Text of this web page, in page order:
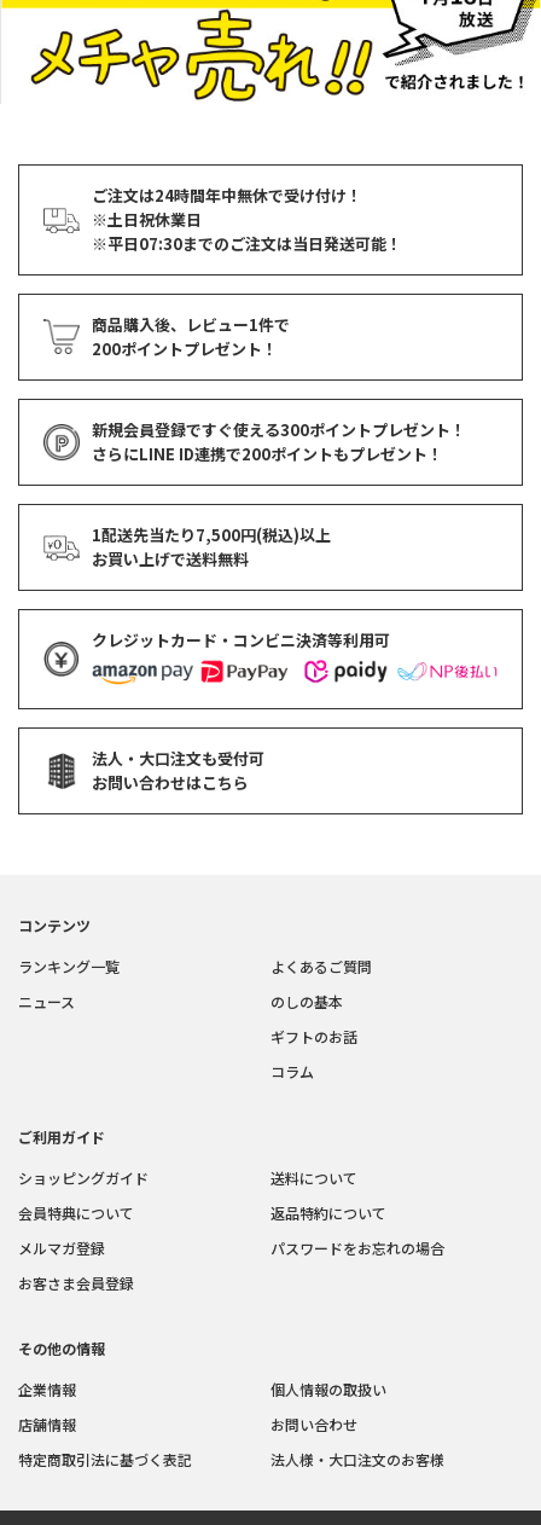
ご注文は24時間年中無休で受け付け！
※土日祝休業日
※平日07:30までのご注文は当日発送可能！
商品購入後、レビュー1件で
200ポイントプレゼント！
新規会員登録ですぐ使える300ポイントプレゼント！
さらにLINE ID連携で200ポイントもプレゼント！
1配送先当たり7,500円(税込)以上
お買い上げで送料無料
クレジットカード・コンビニ決済等利用可
法人・大口注文も受付可
お問い合わせはこちら
コンテンツ
ランキング一覧
ニュース
よくあるご質問
のしの基本
ギフトのお話
コラム
ご利用ガイド
ショッピングガイド
会員特典について
メルマガ登録
お客さま会員登録
送料について
返品特約について
パスワードをお忘れの場合
その他の情報
企業情報
店舗情報
特定商取引法に基づく表記
個人情報の取扱い
お問い合わせ
法人様・大口注文のお客様